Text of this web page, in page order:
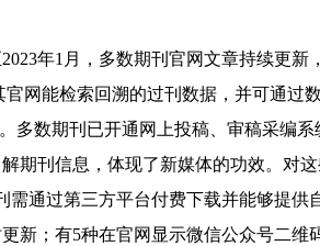
年1月，多数期刊官网文章持续更新
网能检索回溯的过刊数据，并可通过
多数期刊已开通网上投稿、审稿采编
期刊信息，体现了新媒体的功效。对
通过第三方平台付费下载并能够提供
新；有5种在官网显示微信公众号二维